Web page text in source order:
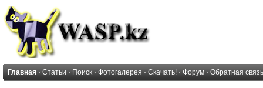
Главная · Статьи · Поиск · Фотогалерея · Скачать! · Форум · Обратная связь